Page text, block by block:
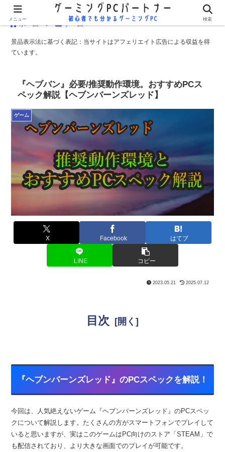
ホーム ゲーム
景品表示法に基づく表記：当サイトはアフェリエイト広告による収益を得
ています。
『ヘブバン』必要/推奨動作環境。おすすめPCス
ペック解説【ヘブンバーンズレッド】
ゲーム
X Facebook はてブ
LINE コピー
2023.05.21 2025.07.12
目次
『ヘブンバーンズレッド 』のPCスペックを解説！
今回は、人気絶えないゲーム『ヘブンバーンズレッド』のPCスペッ
クについて解説します。たくさんの方がスマートフォンでプレイして
いると思いますが、実はこのゲームはPC向けのストア「STEAM」で
も配信されており、より大きな画面でのプレイが可能です。
メニュー 検索